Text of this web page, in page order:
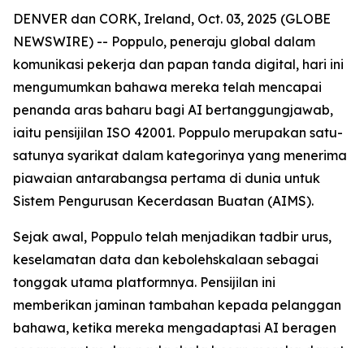
DENVER dan CORK, Ireland, Oct. 03, 2025 (GLOBE
NEWSWIRE) -- Poppulo, peneraju global dalam
komunikasi pekerja dan papan tanda digital, hari ini
mengumumkan bahawa mereka telah mencapai
penanda aras baharu bagi AI bertanggungjawab,
iaitu pensijilan ISO 42001. Poppulo merupakan satu-
satunya syarikat dalam kategorinya yang menerima
piawaian antarabangsa pertama di dunia untuk
Sistem Pengurusan Kecerdasan Buatan (AIMS).
Sejak awal, Poppulo telah menjadikan tadbir urus,
keselamatan data dan kebolehskalaan sebagai
tonggak utama platformnya. Pensijilan ini
memberikan jaminan tambahan kepada pelanggan
bahawa, ketika mereka mengadaptasi AI beragen